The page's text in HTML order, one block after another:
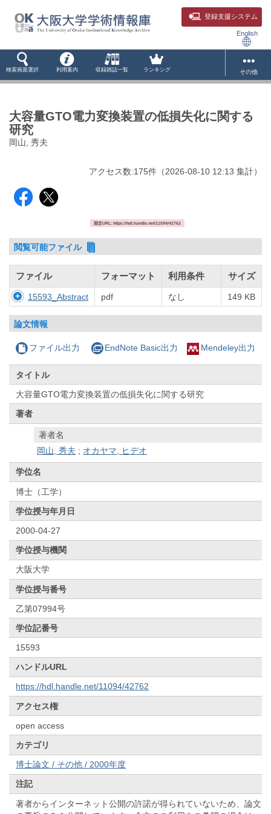
登録支援システム
English
検索画面選択 利用案内 収録雑誌一覧 ランキング その他
大容量GTO電力変換装置の低損失化に関する
研究
岡山, 秀夫
アクセス数:175件 （2026-08-10 12:13 集計）
固定URL: https://hdl.handle.net/11094/42762
閲覧可能ファイル
ファイル フォーマット 利用条件 サイズ
15593_Abstract pdf なし 149 KB
論文情報
ファイル出力 EndNote Basic出力 Mendeley出力
タイトル
大容量GTO電力変換装置の低損失化に関する研究
著者
著者名
岡山, 秀夫 ; オカヤマ, ヒデオ
学位名
博士（工学）
学位授与年月日
2000-04-27
学位授与機関
大阪大学
学位授与番号
乙第07994号
学位記番号
15593
ハンドルURL
https://hdl.handle.net/11094/42762
アクセス権
open access
カテゴリ
博士論文 / その他 / 2000年度
注記
著者からインターネット公開の許諾が得られていないため、論文